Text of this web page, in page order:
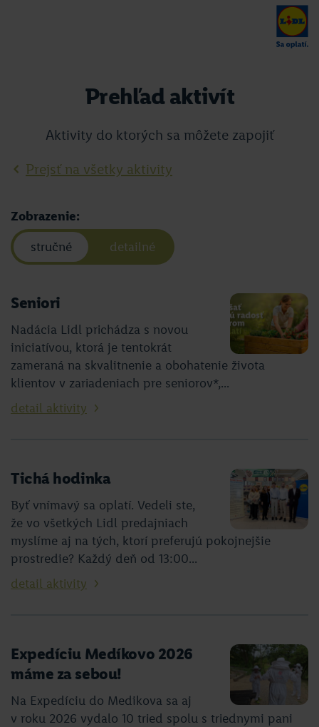
Prehľad aktivít
Aktivity do ktorých sa môžete zapojiť
Prejsť na všetky aktivity
Zobrazenie:
stručné
detailné
Seniori
Nadácia Lidl prichádza s novou
iniciatívou, ktorá je tentokrát
zameraná na skvalitnenie a obohatenie života
klientov v zariadeniach pre seniorov*,...
detail aktivity
Tichá hodinka
Byť vnímavý sa oplatí. Vedeli ste,
že vo všetkých Lidl predajniach
myslíme aj na tých, ktorí preferujú pokojnejšie
prostredie? Každý deň od 13:00...
detail aktivity
Expedíciu Medíkovo 2026
máme za sebou!
Na Expedíciu do Medikova sa aj
v roku 2026 vydalo 10 tried spolu s triednymi pani